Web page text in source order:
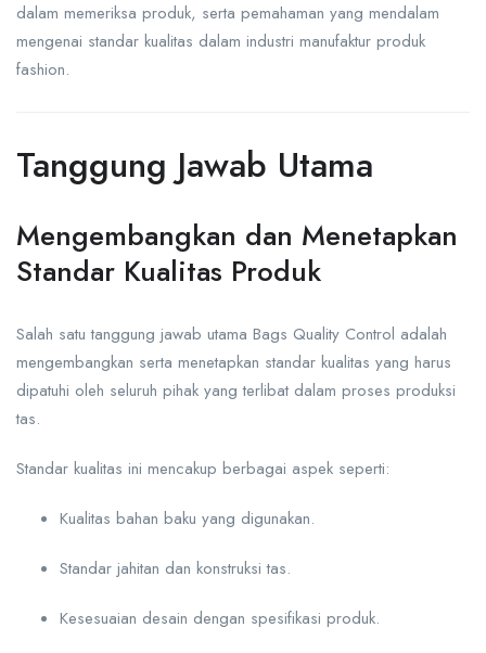
dalam memeriksa produk, serta pemahaman yang mendalam
mengenai standar kualitas dalam industri manufaktur produk
fashion.
Tanggung Jawab Utama
Mengembangkan dan Menetapkan
Standar Kualitas Produk
Salah satu tanggung jawab utama Bags Quality Control adalah
mengembangkan serta menetapkan standar kualitas yang harus
dipatuhi oleh seluruh pihak yang terlibat dalam proses produksi
tas.
Standar kualitas ini mencakup berbagai aspek seperti:
Kualitas bahan baku yang digunakan.
Standar jahitan dan konstruksi tas.
Kesesuaian desain dengan spesifikasi produk.